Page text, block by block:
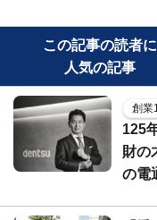
この記事の読者に
人気の記事
創業
125
財の
の電